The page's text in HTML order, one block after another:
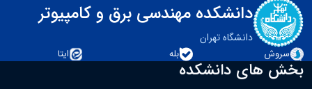
دانشکده مهندسی برق و کامپیوتر
دانشگاه تهران
سروش
بله ایتا
بخش های دانشکده